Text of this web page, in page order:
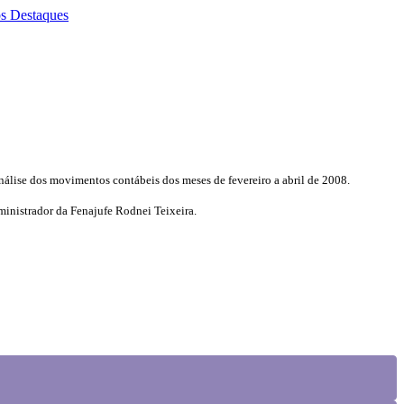
Destaques
da Fenajufe Rodnei Teixeira.